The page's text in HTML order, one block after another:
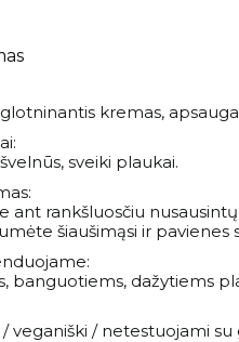
kaukės
kaukės
kremai
kremai
priežiūra
priežiūros aparatai
nuo saulės veidui
įdegio
priemonės
dezodorantai
druskos
nuo saulės kūnui
kontūravimui
pieštukai
(tušai, serumai)
pieštukai
pieštukai
(lūpų dažai, blizgiai)
šepetėliai
kondicionieriai
kaukės ir ampulės
kremai
serumai ir aliejai
nuo karščio
formavimo priemonės
šepečiai
su nuolaida
ženklai
kremas,
sveiki plaukai.
ant rankšluosčiu
šiaušimąsi ir pavienes
banguotiems, dažytiems
veganiški / netestuojami su